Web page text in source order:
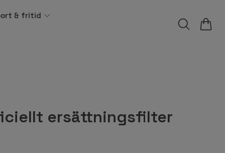
& fritid
ersättningsfilter